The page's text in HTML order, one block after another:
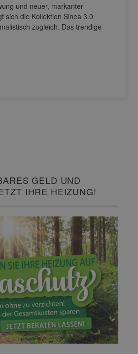
und neuer, markanter
sich die Kollektion Sinea 3.0
zugleich. Das trendige
GELD UND
IHRE HEIZUNG!